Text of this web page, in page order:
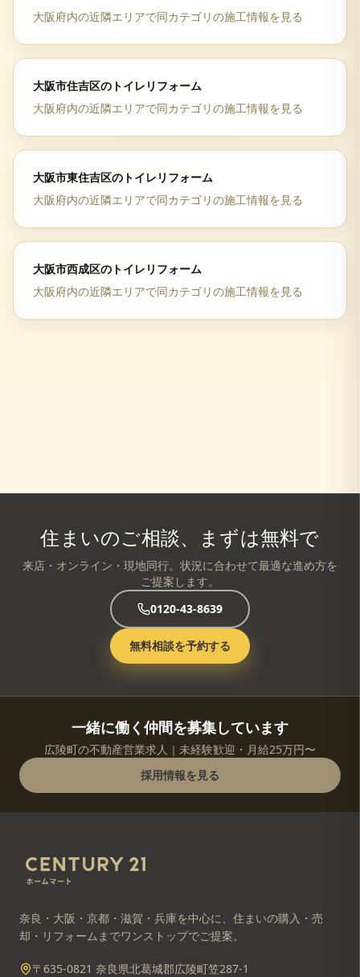
大阪府内の近隣エリアで同カテゴリの施工情報を見る
大阪市住吉区の トイレリフォーム
大阪府内の近隣エリアで同カテゴリの施工情報を見る
大阪市東住吉区の トイレリフォーム
大阪府内の近隣エリアで同カテゴリの施工情報を見る
大阪市西成区の トイレリフォーム
大阪府内の近隣エリアで同カテゴリの施工情報を見る
住まいのご相談、まずは無料で
来店・オンライン・現地同行。状況に合わせて最適な進め方を
ご提案します。
0120-43-8639
無料相談を予約する
一緒に働く仲間を募集しています
広陵町の不動産営業求人｜未経験歓迎・月給25万円〜
採用情報を見る
奈良・大阪・京都・滋賀・兵庫を中心に、住まいの購入・売
却・リフォームまでワンストップでご提案。
〒635-0821 奈良県北葛城郡広陵町笠287-1